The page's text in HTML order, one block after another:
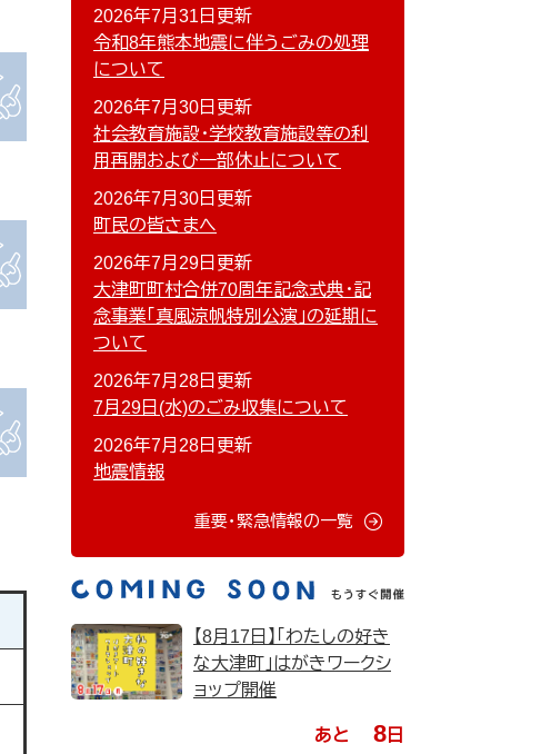
2026年7月31日更新
令和8年熊本地震に伴うごみの処理
について
2026年7月30日更新
社会教育施設・学校教育施設等の利
用再開および一部休止について
2026年7月30日更新
町民の皆さまへ
2026年7月29日更新
大津町町村合併70周年記念式典・記
念事業「真風涼帆特別公演」の延期に
ついて
2026年7月28日更新
7月29日(水)のごみ収集について
2026年7月28日更新
地震情報
重要・緊急情報の一覧
【8月17日】「わたしの好き
な大津町」はがきワークシ
ョップ開催
あと 8日